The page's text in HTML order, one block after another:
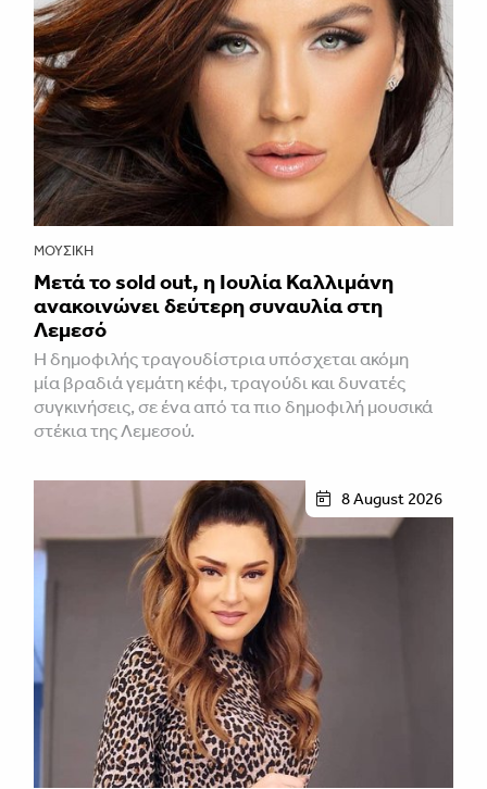
ΜΟΥΣΙΚΉ
Μετά το sold out, η Ιουλία Καλλιμάνη
ανακοινώνει δεύτερη συναυλία στη
Λεμεσό
H δημοφιλής τραγουδίστρια υπόσχεται ακόμη
μία βραδιά γεμάτη κέφι, τραγούδι και δυνατές
συγκινήσεις, σε ένα από τα πιο δημοφιλή μουσικά
στέκια της Λεμεσού.
8 August 2026